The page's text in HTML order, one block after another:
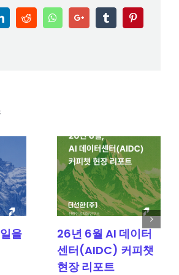
LinkedInReddit WhatsappGoogle+ Tumblr
을
26년 6월 AI 데이터
센터(AIDC) 커피챗
현장 리포트